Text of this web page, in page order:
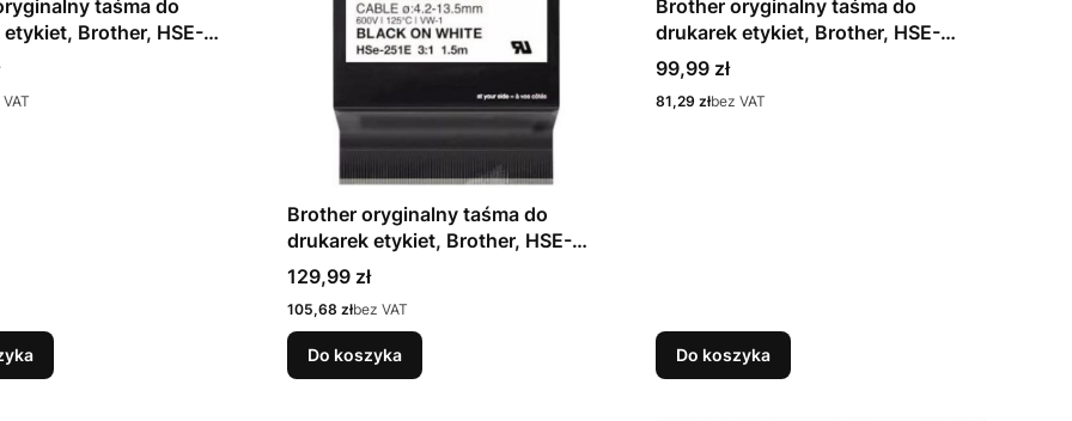
taśma do
Brother, HSE-
druk/biały podkład,
Brother oryginalny taśma do
drukarek etykiet, Brother, HSE-
251E, czarny druk/biały podkład,
1.5m, 21mm
Cena
129,99 zł
Cena
105,68 złbez VAT
Do koszyka
Brother oryginalny taśma do
drukarek etykiet, Brother, HSE-
611E, czarny druk/żółty podkład,
1.5m, 5.2mm
Cena
99,99 zł
Cena
81,29 złbez VAT
Do koszyka